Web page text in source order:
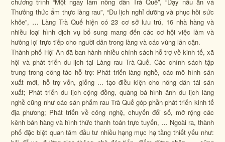
Thưởng thức ẩm thực làng rau”, “Du lịch nghỉ dưỡng và phục hồi sức
khỏe”, … Làng Trà Quế hiện có 23 cơ sở lưu trú, 16 nhà hàng và
nhiều loại hình dịch vụ bổ sung mang đến các cơ hội việc làm và
hưởng lợi trực tiếp cho người dân trong làng và các vùng lân cận.
Thành phố Hội An đã ban hành nhiều chính sách hỗ trợ về kinh tế, xã
hội và phát triển du lịch tại Làng rau Trà Quế. Các chính sách tập
trung trong công tác hỗ trợ: Phát triển làng nghề, các mô hình sản
xuất mới, hỗ trợ vốn, giống ... tạo điều kiện cho nông dân tái sản
xuất; Phát triển du lịch cộng đồng, quảng bá hình ảnh du lịch làng
nghề cũng như các sản phẩm rau Trà Quế góp phần phát triển kinh tế
địa phương; Phát triển về công nghệ, chuyển đổi số, mở rộng các
kênh bán hàng và hình thức thanh toán trực tuyến, … Ngoài ra, thành
phố đặc biệt quan tâm đầu tư nhiều hạng mục hạ tầng thiết yếu như: